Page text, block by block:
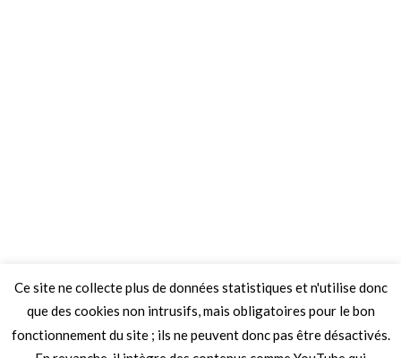
Ce site ne collecte plus de données statistiques et n'utilise donc
que des cookies non intrusifs, mais obligatoires pour le bon
fonctionnement du site ; ils ne peuvent donc pas être désactivés.